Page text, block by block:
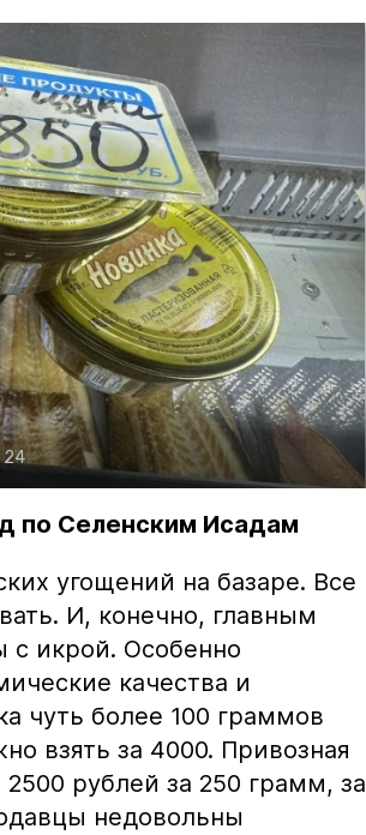
24
по Селенским Исадам
угощений на базаре. Все
И, конечно, главным
с икрой. Особенно
качества и
чуть более 100 граммов
взять за 4000. Привозная
рублей за 250 грамм, за
недовольны